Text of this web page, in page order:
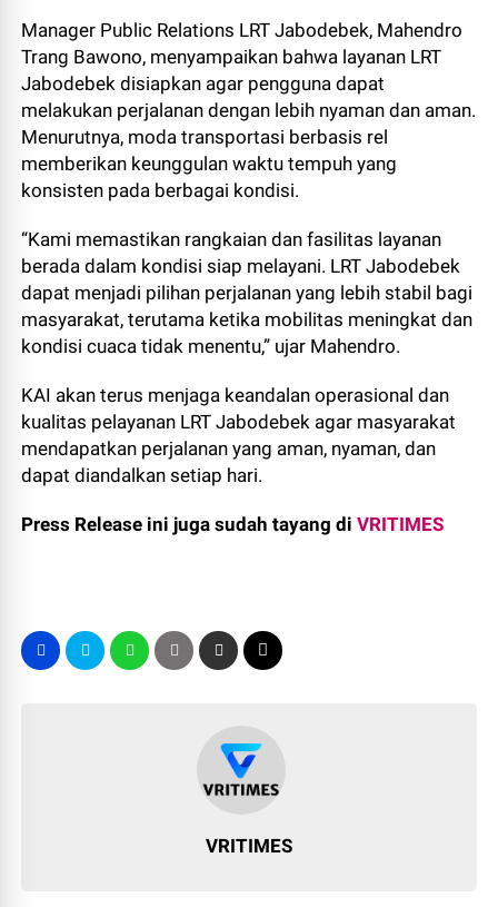
Manager Public Relations LRT Jabodebek, Mahendro
Trang Bawono, menyampaikan bahwa layanan LRT
Jabodebek disiapkan agar pengguna dapat
melakukan perjalanan dengan lebih nyaman dan aman.
Menurutnya, moda transportasi berbasis rel
memberikan keunggulan waktu tempuh yang
konsisten pada berbagai kondisi.
“Kami memastikan rangkaian dan fasilitas layanan
berada dalam kondisi siap melayani. LRT Jabodebek
dapat menjadi pilihan perjalanan yang lebih stabil bagi
masyarakat, terutama ketika mobilitas meningkat dan
kondisi cuaca tidak menentu,” ujar Mahendro.
KAI akan terus menjaga keandalan operasional dan
kualitas pelayanan LRT Jabodebek agar masyarakat
mendapatkan perjalanan yang aman, nyaman, dan
dapat diandalkan setiap hari.
Press Release ini juga sudah tayang diVRITIMES
VRITIMES